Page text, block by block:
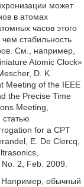
может
в атомах
часов этого
стабильность
См., например,
Atomic Clock»
D. K.
Meeting of the IEEE
the Precise Time
Meeting,
for a CPT
E. De Clercq,
2, Feb. 2009.
Например, обычный